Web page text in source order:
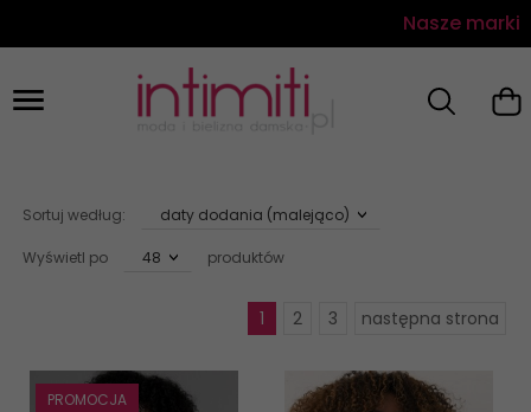
Nasze marki
Sortuj według: daty dodania (malejąco)
Wyświetl po 48 produktów
1 2 3 następna strona
PROMOCJA